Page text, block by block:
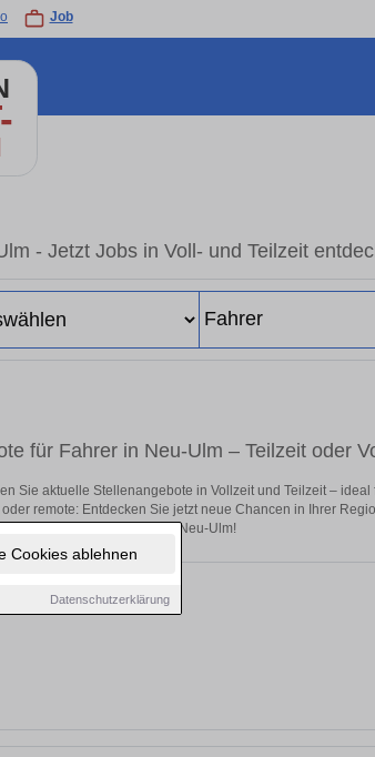
Cookies ablehnen
Datenschutzerklärung
Job
- Jetzt Jobs in Voll- und Teilzeit
für Fahrer in Neu-Ulm – Teilzeit oder
Sie aktuelle Stellenangebote in Vollzeit und Teilzeit – ideal
remote: Entdecken Sie jetzt neue Chancen in Ihrer
passende Fahrer-Stellen in Neu-Ulm!